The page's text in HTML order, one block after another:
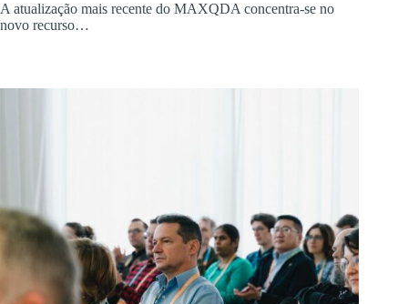
A atualização mais recente do MAXQDA concentra-se no
novo recurso…